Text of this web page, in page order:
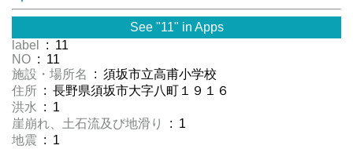
See "11" in Apps
label
: 11
NO : 11
施設・場所名
: 須坂市立高甫小学校
住所 : 長野県須坂市大字八町１９１６
洪水
: 1
崖崩れ、土石流及び地滑り
: 1
地震 : 1